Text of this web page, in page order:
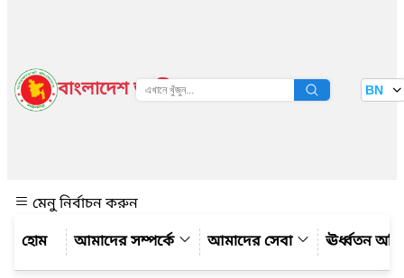
বাংলাদেশ জাতীয় তথ্য বাতায়ন BN
মেনু নির্বাচন করুন
আমাদের সম্পর্কে
আমাদের সেবা ঊর্ধ্বতন